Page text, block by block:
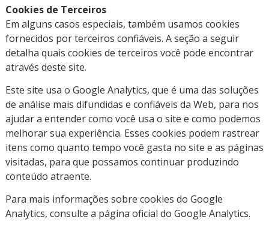
Cookies de Terceiros
Em alguns casos especiais, também usamos cookies
fornecidos por terceiros confiáveis. A seção a seguir
detalha quais cookies de terceiros você pode encontrar
através deste site.
Este site usa o Google Analytics, que é uma das soluções
de análise mais difundidas e confiáveis da Web, para nos
ajudar a entender como você usa o site e como podemos
melhorar sua experiência. Esses cookies podem rastrear
itens como quanto tempo você gasta no site e as páginas
visitadas, para que possamos continuar produzindo
conteúdo atraente.
Para mais informações sobre cookies do Google
Analytics, consulte a página oficial do Google Analytics.